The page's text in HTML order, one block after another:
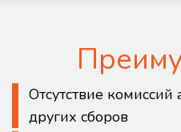
Отсутствие
других сборов